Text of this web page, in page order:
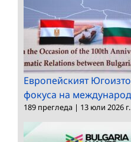
Европейският
фокуса на
189 прегледа | 13 юли 2026 г.